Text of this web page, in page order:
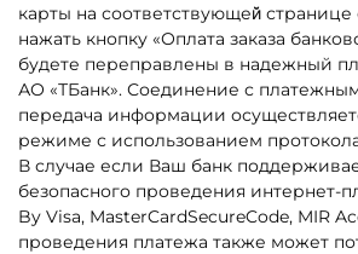
карты на соответствующей̆
нажать кнопку «Оплата заказа
будете переправлены в надежный
АО «ТБанк». Соединение с
передача информации
режиме с использованием
В случае если Ваш банк
безопасного проведения интернет-
By Visa, MasterCardSecureCode, MIR
проведения платежа также может